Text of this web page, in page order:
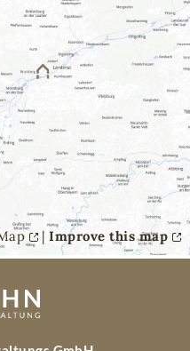
|Improve this map